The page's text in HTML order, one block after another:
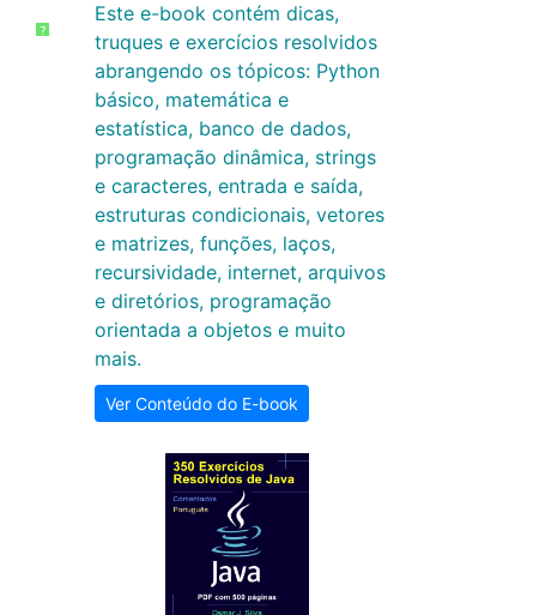
?
Este e-book contém dicas,
truques e exercícios resolvidos
abrangendo os tópicos: Python
básico, matemática e
estatística, banco de dados,
programação dinâmica, strings
e caracteres, entrada e saída,
estruturas condicionais, vetores
e matrizes, funções, laços,
recursividade, internet, arquivos
e diretórios, programação
orientada a objetos e muito
mais.
Ver Conteúdo do E-book